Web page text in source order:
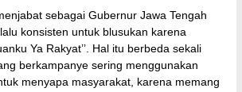
sebagai Gubernur Jawa Tengah
konsisten untuk blusukan karena
Ya Rakyat’’. Hal itu berbeda sekali
berkampanye sering menggunakan
menyapa masyarakat, karena memang